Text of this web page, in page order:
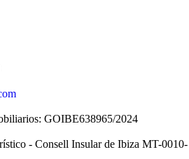
GOIBE638965/2024
- Consell Insular de Ibiza MT-0010-